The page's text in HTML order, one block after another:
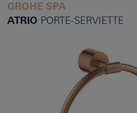
GROHE SPA
ATRIO PORTE-SERVIETTE